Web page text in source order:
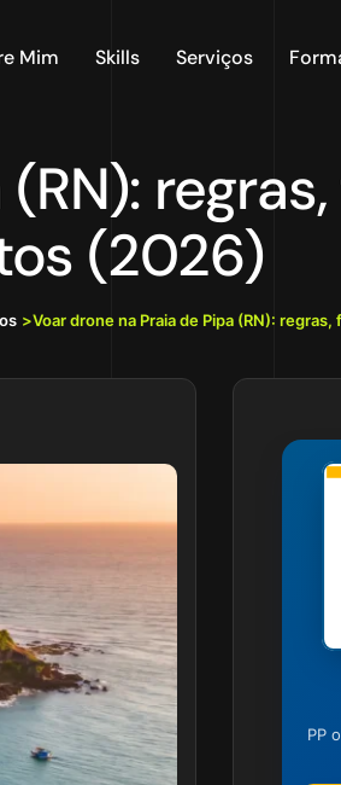
Mim Skills Serviços
(2026)
>Voar drone na Praia de Pipa (RN):
PP